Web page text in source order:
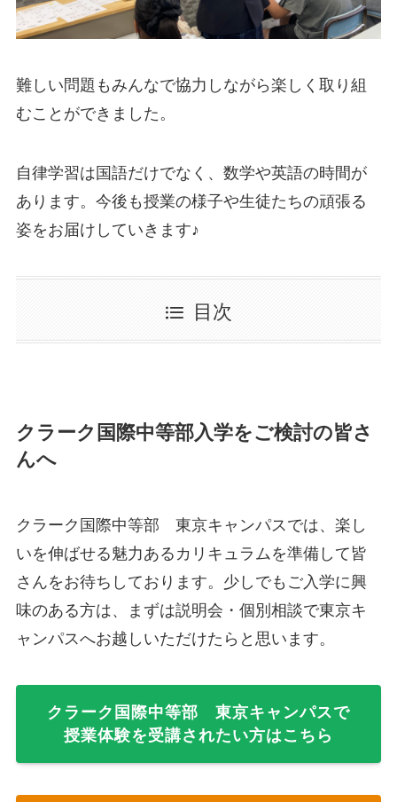
難しい問題もみんなで協力しながら楽しく取り組
むことができました。
自律学習は国語だけでなく、数学や英語の時間が
あります。今後も授業の様子や生徒たちの頑張る
姿をお届けしていきます♪
目次
クラーク国際中等部入学をご検討の皆さ
んへ
クラーク国際中等部 東京キャンパスでは、楽し
いを伸ばせる魅力あるカリキュラムを準備して皆
さんをお待ちしております。少しでもご入学に興
味のある方は、まずは説明会・個別相談で東京キ
ャンパスへお越しいただけたらと思います。
クラーク国際中等部 東京キャンパスで
授業体験を受講されたい方はこちら